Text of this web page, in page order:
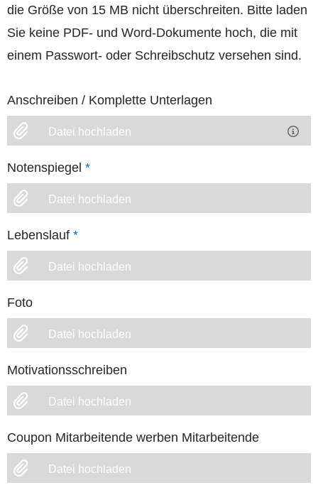
die Größe von 15 MB nicht überschreiten. Bitte laden
Sie keine PDF- und Word-Dokumente hoch, die mit
einem Passwort- oder Schreibschutz versehen sind.
Anschreiben / Komplette Unterlagen
Datei hochladen
Notenspiegel *
Datei hochladen
Lebenslauf *
Datei hochladen
Foto
Datei hochladen
Motivationsschreiben
Datei hochladen
Coupon Mitarbeitende werben Mitarbeitende
Datei hochladen